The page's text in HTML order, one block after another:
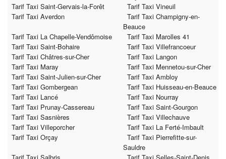
Tarif Taxi Saint-Gervais-la-Forêt
Tarif Taxi Vineuil
Tarif Taxi Averdon
Tarif Taxi Champigny-en-
Beauce
Tarif Taxi La Chapelle-Vendômoise
Tarif Taxi Marolles 41
Tarif Taxi Saint-Bohaire
Tarif Taxi Villefrancoeur
Tarif Taxi Châtres-sur-Cher
Tarif Taxi Langon
Tarif Taxi Maray
Tarif Taxi Mennetou-sur-Cher
Tarif Taxi Saint-Julien-sur-Cher
Tarif Taxi Ambloy
Tarif Taxi Gombergean
Tarif Taxi Huisseau-en-Beauce
Tarif Taxi Lancé
Tarif Taxi Nourray
Tarif Taxi Prunay-Cassereau
Tarif Taxi Saint-Gourgon
Tarif Taxi Sasnières
Tarif Taxi Villechauve
Tarif Taxi Villeporcher
Tarif Taxi La Ferté-Imbault
Tarif Taxi Orçay
Tarif Taxi Pierrefitte-sur-
Sauldre